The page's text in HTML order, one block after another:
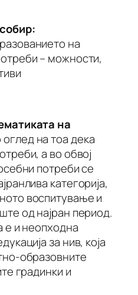
на
– можности,
а на
на тоа дека
а во обвој
потреби се
категорија,
воспитување и
од најран период.
е и неопходна
за нив, која
образовните
градинки и